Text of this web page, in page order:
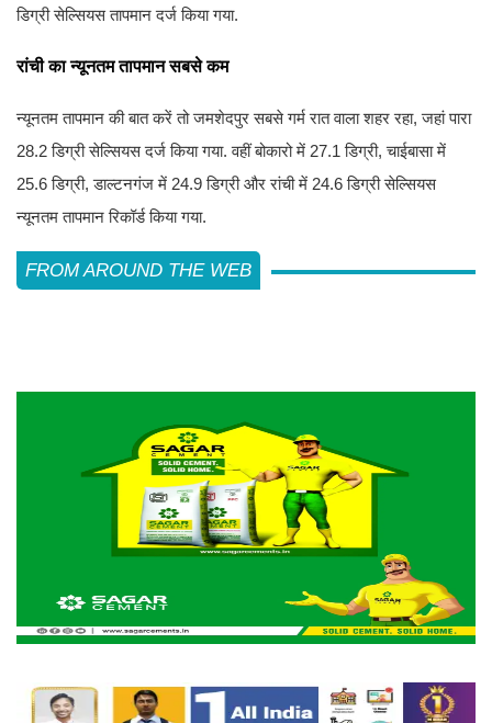
डिग्री सेल्सियस तापमान दर्ज किया गया.
रांची का न्यूनतम तापमान सबसे कम
न्यूनतम तापमान की बात करें तो जमशेदपुर सबसे गर्म रात वाला शहर रहा, जहां पारा
28.2 डिग्री सेल्सियस दर्ज किया गया. वहीं बोकारो में 27.1 डिग्री, चाईबासा में
25.6 डिग्री, डाल्टनगंज में 24.9 डिग्री और रांची में 24.6 डिग्री सेल्सियस
न्यूनतम तापमान रिकॉर्ड किया गया.
FROM AROUND THE WEB